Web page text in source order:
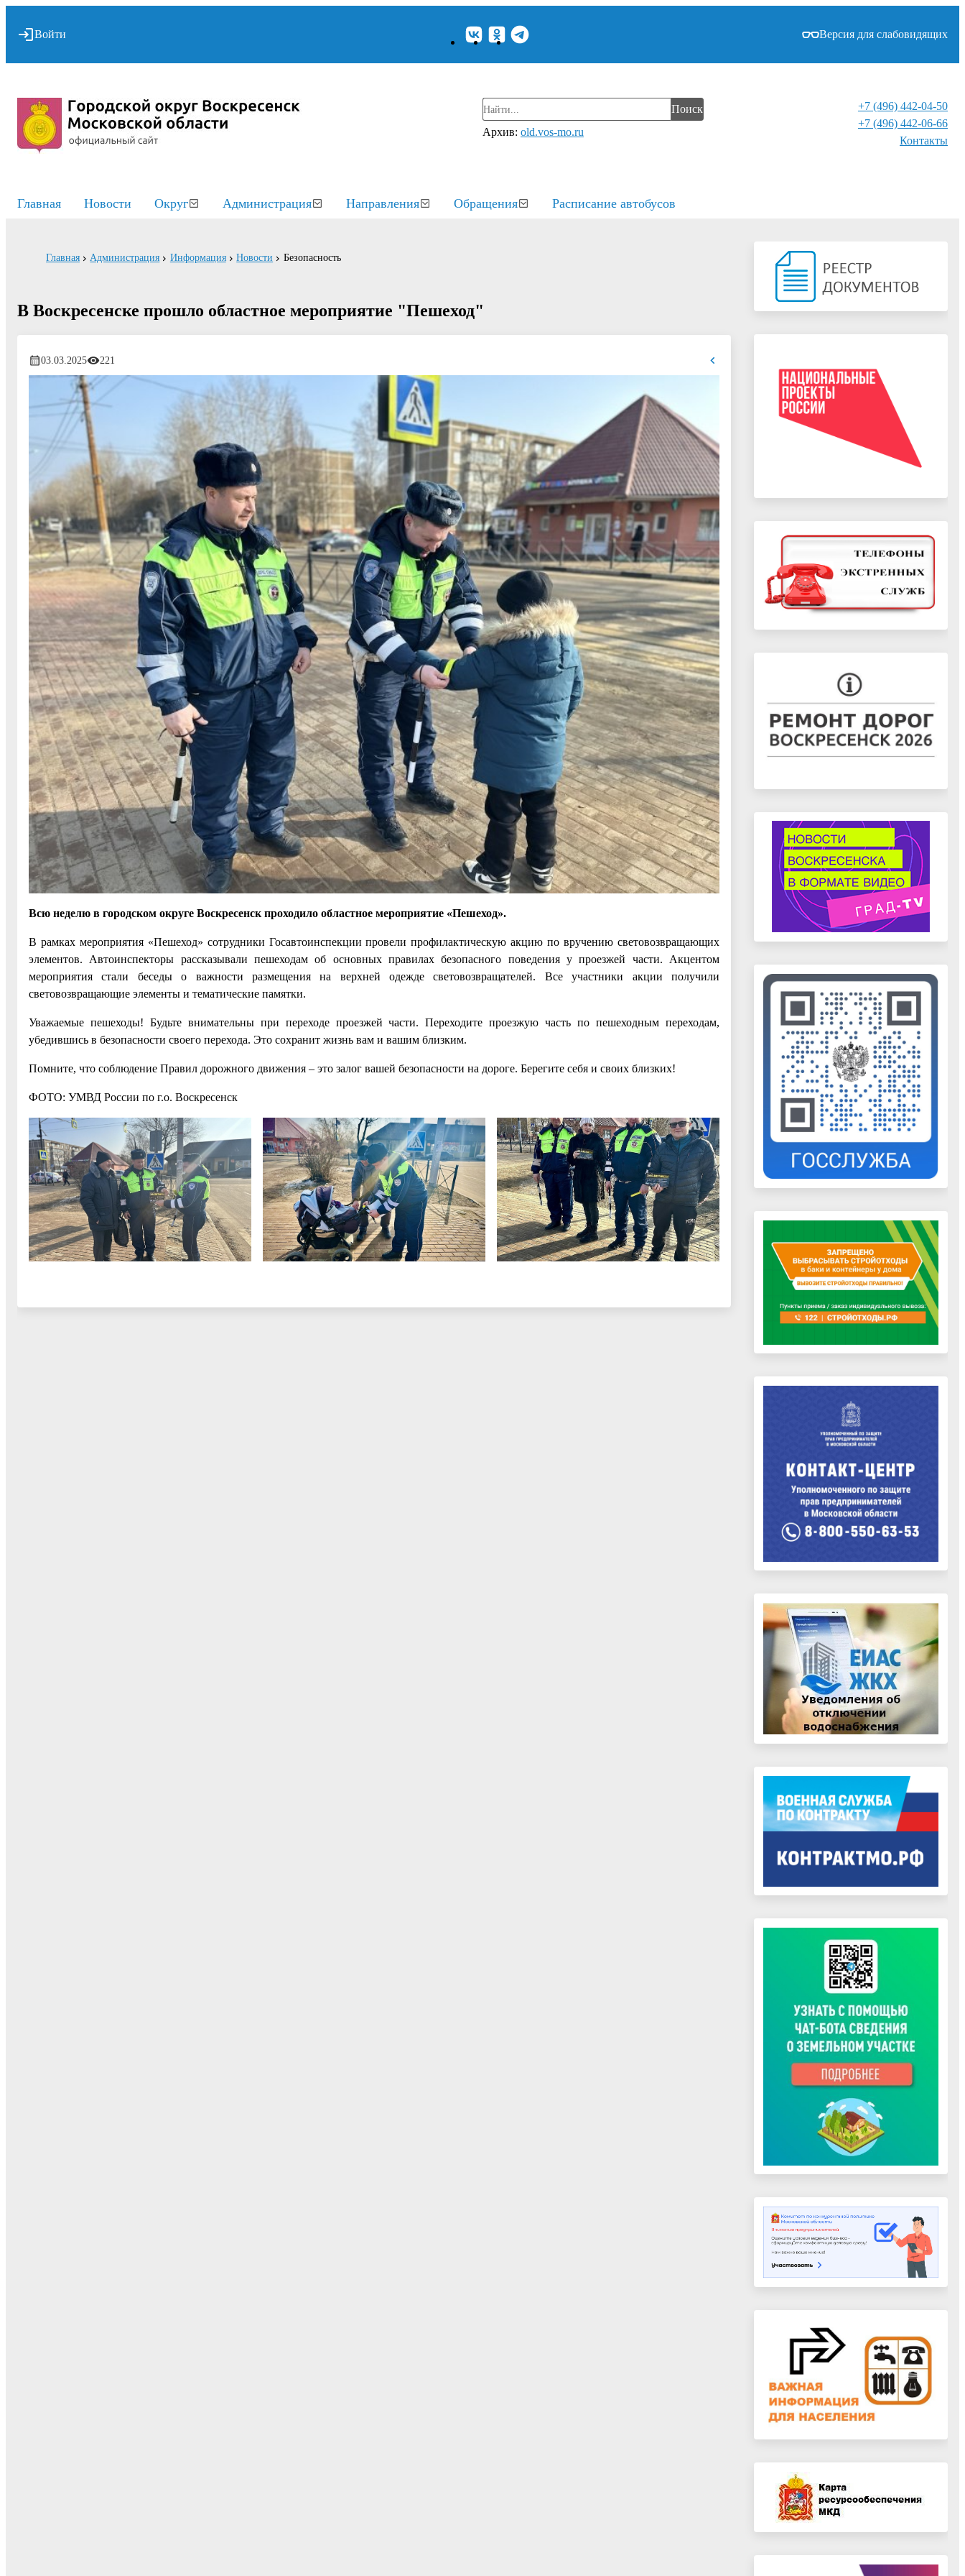
Войти Версия для слабовидящих
Поиск
Архив: old.vos-mo.ru
+7 (496) 442-04-50
+7 (496) 442-06-66
Контакты⁠
Главная Новости Округ Администрация Направления Обращения Расписание автобусов
Главная Администрация Информация Новости Безопасность
В Воскресенске прошло областное мероприятие "Пешеход"
03.03.2025 221
Всю неделю в городском округе Воскресенск проходило областное мероприятие «Пешеход».
В рамках мероприятия «Пешеход» сотрудники Госавтоинспекции провели профилактическую акцию по вручению световозвращающих
элементов. Автоинспекторы рассказывали пешеходам об основных правилах безопасного поведения у проезжей части. Акцентом
мероприятия стали беседы о важности размещения на верхней одежде световозвращателей. Все участники акции получили
световозвращающие элементы и тематические памятки.
Уважаемые пешеходы! Будьте внимательны при переходе проезжей части. Переходите проезжую часть по пешеходным переходам,
убедившись в безопасности своего перехода. Это сохранит жизнь вам и вашим близким.
Помните, что соблюдение Правил дорожного движения – это залог вашей безопасности на дороге. Берегите себя и своих близких!
ФОТО: УМВД России по г.о. Воскресенск